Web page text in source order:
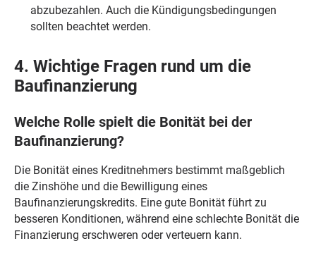
abzubezahlen. Auch die Kündigungsbedingungen
sollten beachtet werden.
4. Wichtige Fragen rund um die
Baufinanzierung
Welche Rolle spielt die Bonität bei der
Baufinanzierung?
Die Bonität eines Kreditnehmers bestimmt maßgeblich
die Zinshöhe und die Bewilligung eines
Baufinanzierungskredits. Eine gute Bonität führt zu
besseren Konditionen, während eine schlechte Bonität die
Finanzierung erschweren oder verteuern kann.